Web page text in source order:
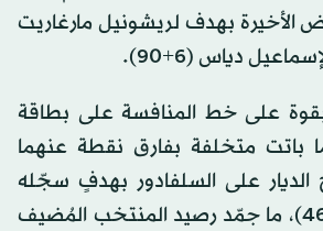
الأخيرة بهدف لريشونيل مارغاريت
بقوة على خط المنافسة على بطاقة
باتت متخلفة بفارق نقطة عنهما
الديار على السلفادور بهدفٍ سجّله
أوسكار سانتيس (46)، ما جمّد رصيد المنتخب المُضيف